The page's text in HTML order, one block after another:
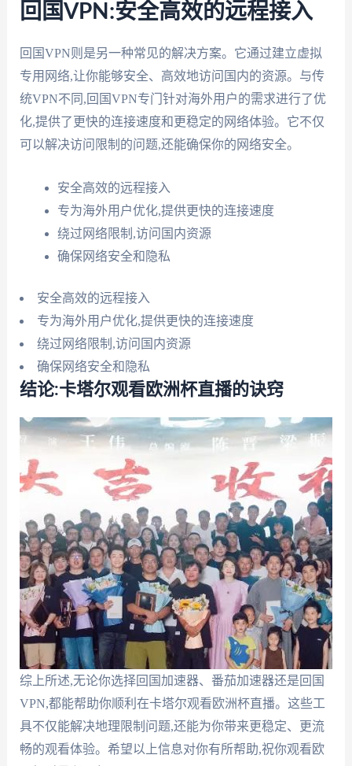
回国VPN:安全高效的远程接入
回国VPN则是另一种常见的解决方案。它通过建立虚拟
专用网络,让你能够安全、高效地访问国内的资源。与传
统VPN不同,回国VPN专门针对海外用户的需求进行了优
化,提供了更快的连接速度和更稳定的网络体验。它不仅
可以解决访问限制的问题,还能确保你的网络安全。
安全高效的远程接入
专为海外用户优化,提供更快的连接速度
绕过网络限制,访问国内资源
确保网络安全和隐私
安全高效的远程接入
专为海外用户优化,提供更快的连接速度
绕过网络限制,访问国内资源
确保网络安全和隐私
结论:卡塔尔观看欧洲杯直播的诀窍
综上所述,无论你选择回国加速器、番茄加速器还是回国
VPN,都能帮助你顺利在卡塔尔观看欧洲杯直播。这些工
具不仅能解决地理限制问题,还能为你带来更稳定、更流
畅的观看体验。希望以上信息对你有所帮助,祝你观看欧